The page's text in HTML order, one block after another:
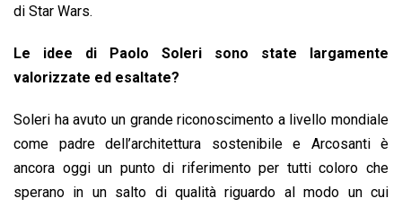
di Star Wars.
Le idee di Paolo Soleri sono state largamente
valorizzate ed esaltate?
Soleri ha avuto un grande riconoscimento a livello mondiale
come padre dell’architettura sostenibile e Arcosanti è
ancora oggi un punto di riferimento per tutti coloro che
sperano in un salto di qualità riguardo al modo un cui